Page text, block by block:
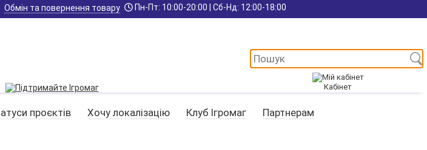
Обмін та повернення товару Пн-Пт: 10:00-20:00 | Сб-Нд: 12:00-18:00
Кабінет
проєктів Хочу локалізацію Клуб Ігромаг Партнерам